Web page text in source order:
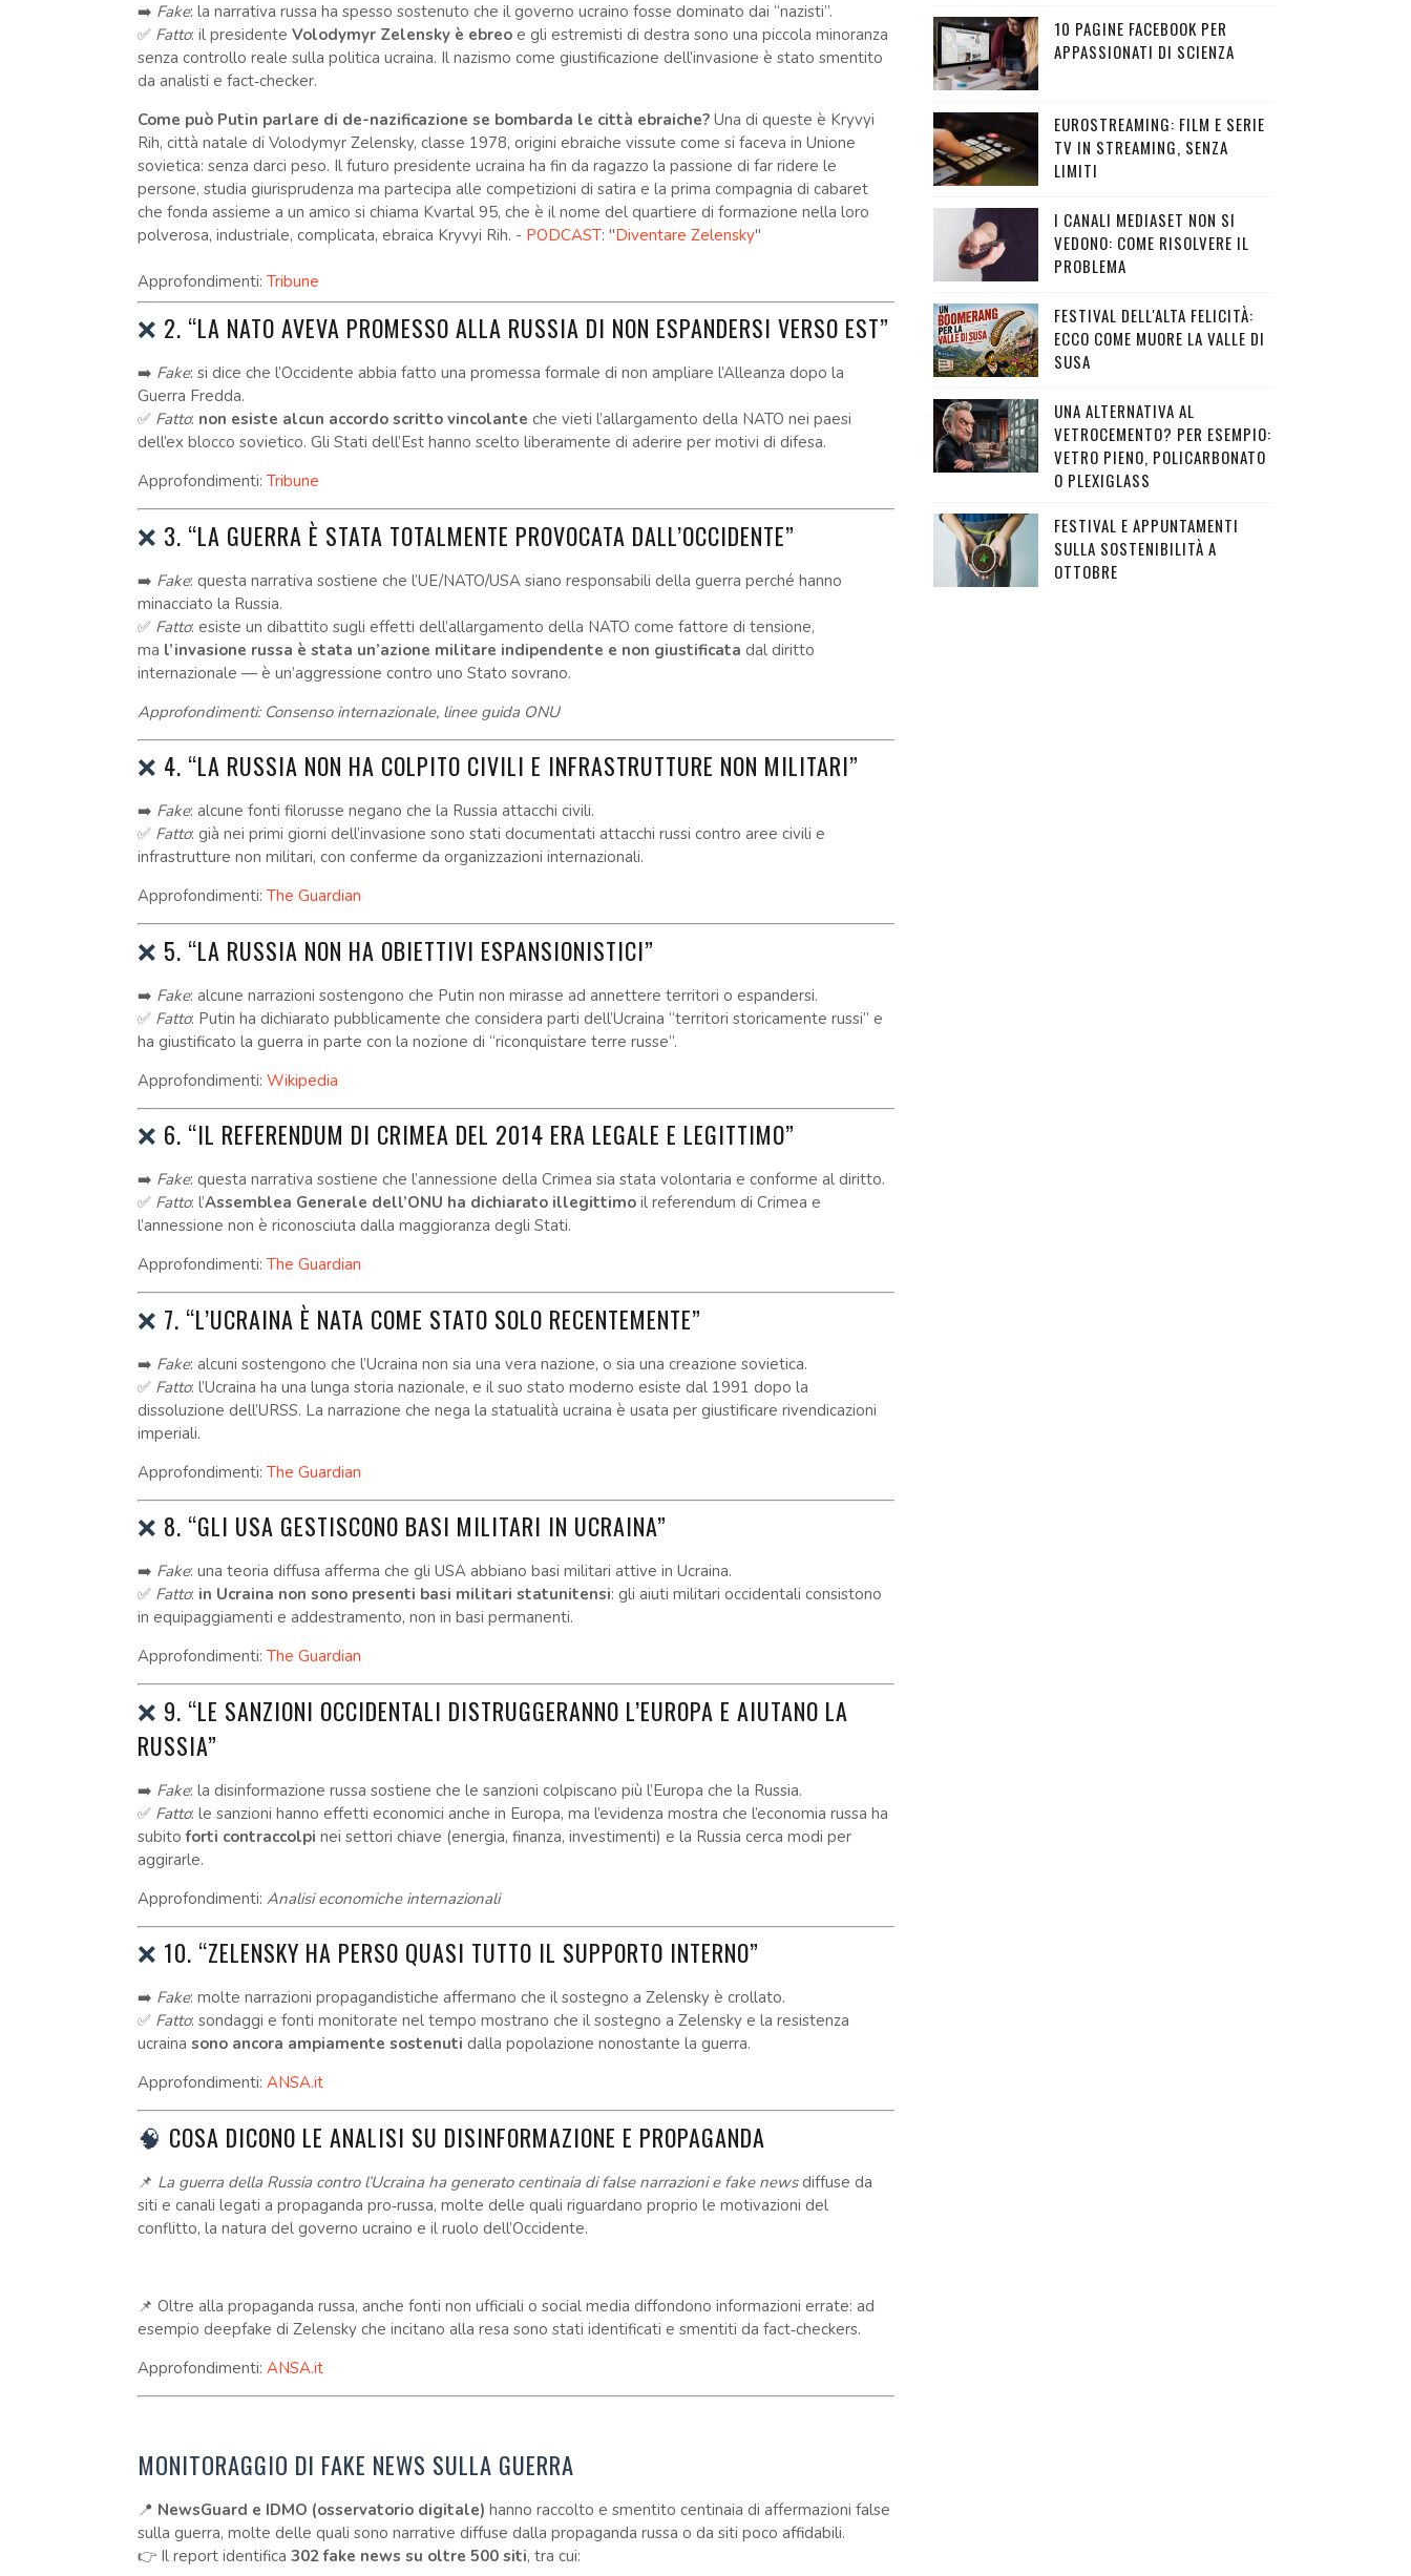
➡️ Fake: la narrativa russa ha spesso sostenuto che il governo ucraino fosse dominato dai “nazisti”.
✅ Fatto: il presidente Volodymyr Zelensky è ebreoe gli estremisti di destra sono una piccola minoranza
senza controllo reale sulla politica ucraina. Il nazismo come giustificazione dell’invasione è stato smentito
da analisti e fact‑checker.
Come può Putin parlare di de-nazificazione se bombarda le città ebraiche? Una di queste è Kryvyi
Rih, città natale di Volodymyr Zelensky, classe 1978, origini ebraiche vissute come si faceva in Unione
sovietica: senza darci peso. Il futuro presidente ucraina ha fin da ragazzo la passione di far ridere le
persone, studia giurisprudenza ma partecipa alle competizioni di satira e la prima compagnia di cabaret
che fonda assieme a un amico si chiama Kvartal 95, che è il nome del quartiere di formazione nella loro
polverosa, industriale, complicata, ebraica Kryvyi Rih. - PODCAST: "Diventare Zelensky"
Approfondimenti: Tribune
❌ 2. “LA NATO AVEVA PROMESSO ALLA RUSSIA DI NON ESPANDERSI VERSO EST”
➡️ Fake: si dice che l’Occidente abbia fatto una promessa formale di non ampliare l’Alleanza dopo la
Guerra Fredda.
✅ Fatto: non esiste alcun accordo scritto vincolante che vieti l’allargamento della NATO nei paesi
dell’ex blocco sovietico. Gli Stati dell’Est hanno scelto liberamente di aderire per motivi di difesa.
Approfondimenti: Tribune
❌ 3. “LA GUERRA È STATA TOTALMENTE PROVOCATA DALL’OCCIDENTE”
➡️ Fake: questa narrativa sostiene che l’UE/NATO/USA siano responsabili della guerra perché hanno
minacciato la Russia.
✅ Fatto: esiste un dibattito sugli effetti dell’allargamento della NATO come fattore di tensione,
ma l’invasione russa è stata un’azione militare indipendente e non giustificata dal diritto
internazionale — è un’aggressione contro uno Stato sovrano.
Approfondimenti: Consenso internazionale, linee guida ONU
❌ 4. “LA RUSSIA NON HA COLPITO CIVILI E INFRASTRUTTURE NON MILITARI”
➡️ Fake: alcune fonti filorusse negano che la Russia attacchi civili.
✅ Fatto: già nei primi giorni dell’invasione sono stati documentati attacchi russi contro aree civili e
infrastrutture non militari, con conferme da organizzazioni internazionali.
Approfondimenti: The Guardian
❌ 5. “LA RUSSIA NON HA OBIETTIVI ESPANSIONISTICI”
➡️ Fake: alcune narrazioni sostengono che Putin non mirasse ad annettere territori o espandersi.
✅ Fatto: Putin ha dichiarato pubblicamente che considera parti dell’Ucraina “territori storicamente russi” e
ha giustificato la guerra in parte con la nozione di “riconquistare terre russe”.
Approfondimenti: Wikipedia
❌ 6. “IL REFERENDUM DI CRIMEA DEL 2014 ERA LEGALE E LEGITTIMO”
➡️ Fake: questa narrativa sostiene che l’annessione della Crimea sia stata volontaria e conforme al diritto.
✅ Fatto: l’Assemblea Generale dell’ONU ha dichiarato illegittimoil referendum di Crimea e
l’annessione non è riconosciuta dalla maggioranza degli Stati.
Approfondimenti: The Guardian
❌ 7. “L’UCRAINA È NATA COME STATO SOLO RECENTEMENTE”
➡️ Fake: alcuni sostengono che l’Ucraina non sia una vera nazione, o sia una creazione sovietica.
✅ Fatto: l’Ucraina ha una lunga storia nazionale, e il suo stato moderno esiste dal 1991 dopo la
dissoluzione dell’URSS. La narrazione che nega la statualità ucraina è usata per giustificare rivendicazioni
imperiali.
Approfondimenti: The Guardian
❌ 8. “GLI USA GESTISCONO BASI MILITARI IN UCRAINA”
➡️ Fake: una teoria diffusa afferma che gli USA abbiano basi militari attive in Ucraina.
✅ Fatto: in Ucraina non sono presenti basi militari statunitensi: gli aiuti militari occidentali consistono
in equipaggiamenti e addestramento, non in basi permanenti.
Approfondimenti: The Guardian
❌ 9. “LE SANZIONI OCCIDENTALI DISTRUGGERANNO L’EUROPA E AIUTANO LA
RUSSIA”
➡️ Fake: la disinformazione russa sostiene che le sanzioni colpiscano più l’Europa che la Russia.
✅ Fatto: le sanzioni hanno effetti economici anche in Europa, ma l’evidenza mostra che l’economia russa ha
subitoforti contraccolpi nei settori chiave (energia, finanza, investimenti) e la Russia cerca modi per
aggirarle.
Approfondimenti: Analisi economiche internazionali
❌ 10. “ZELENSKY HA PERSO QUASI TUTTO IL SUPPORTO INTERNO”
➡️ Fake: molte narrazioni propagandistiche affermano che il sostegno a Zelensky è crollato.
✅ Fatto: sondaggi e fonti monitorate nel tempo mostrano che il sostegno a Zelensky e la resistenza
ucraina sono ancora ampiamente sostenuti dalla popolazione nonostante la guerra.
Approfondimenti: ANSA.it
🧠 COSA DICONO LE ANALISI SU DISINFORMAZIONE E PROPAGANDA
📌 La guerra della Russia contro l’Ucraina ha generato centinaia di false narrazioni e fake newsdiffuse da
siti e canali legati a propaganda pro‑russa, molte delle quali riguardano proprio le motivazioni del
conflitto, la natura del governo ucraino e il ruolo dell’Occidente.
📌 Oltre alla propaganda russa, anche fonti non ufficiali o social media diffondono informazioni errate: ad
esempio deepfake di Zelensky che incitano alla resa sono stati identificati e smentiti da fact‑checkers.
Approfondimenti: ANSA.it
MONITORAGGIO DI FAKE NEWS SULLA GUERRA
📍 NewsGuard e IDMO (osservatorio digitale) hanno raccolto e smentito centinaia di affermazioni false
sulla guerra, molte delle quali sono narrative diffuse dalla propaganda russa o da siti poco affidabili.
👉 Il report identifica 302 fake news su oltre 500 siti, tra cui:
10 PAGINE FACEBOOK PER
APPASSIONATI DI SCIENZA
EUROSTREAMING: FILM E SERIE
TV IN STREAMING, SENZA
LIMITI
I CANALI MEDIASET NON SI
VEDONO: COME RISOLVERE IL
PROBLEMA
FESTIVAL DELL'ALTA FELICITÀ:
ECCO COME MUORE LA VALLE DI
SUSA
UNA ALTERNATIVA AL
VETROCEMENTO? PER ESEMPIO:
VETRO PIENO, POLICARBONATO
O PLEXIGLASS
FESTIVAL E APPUNTAMENTI
SULLA SOSTENIBILITÀ A
OTTOBRE